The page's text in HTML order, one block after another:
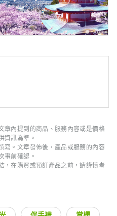
章內提到的商品、服務內容或是價格
資訊為準。
寫。文章發佈後，產品或服務的內容
事前確認。
，在購買或預訂產品之前，請謹慎考